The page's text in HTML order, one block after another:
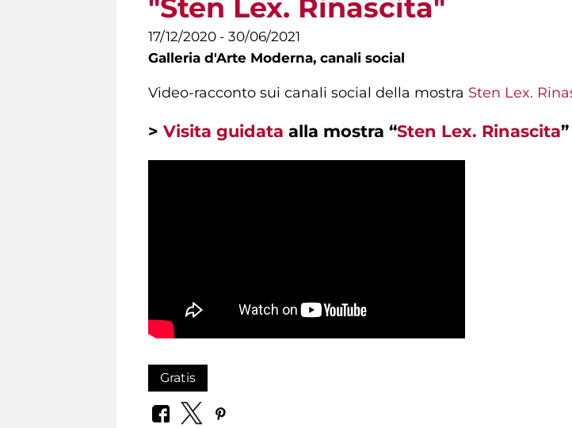
"Sten Lex. Rinascita"
17/12/2020 - 30/06/2021
Galleria d'Arte Moderna, canali social
Video-racconto sui canali social della mostra Sten Lex.
> Visita guidata alla mostra “Sten Lex. Rinascita
Gratis